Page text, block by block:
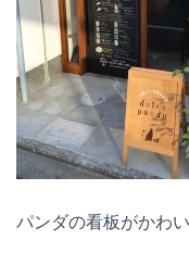
パンダの看板がかわ